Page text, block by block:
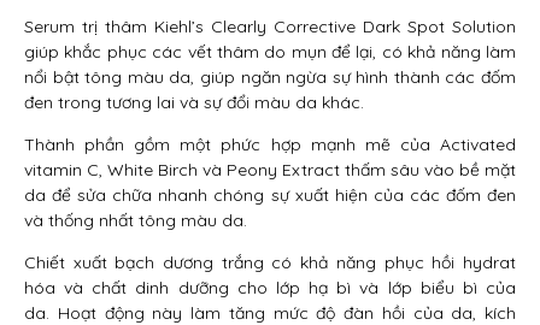
Serum trị thâm Kiehl’s Clearly Corrective Dark Spot Solution
giúp khắc phục các vết thâm do mụn để lại, có khả năng làm
nổi bật tông màu da, giúp ngăn ngừa sự hình thành các đốm
đen trong tương lai và sự đổi màu da khác.
Thành phần gồm một phức hợp mạnh mẽ của Activated
vitamin C, White Birch và Peony Extract thấm sâu vào bề mặt
da để sửa chữa nhanh chóng sự xuất hiện của các đốm đen
và thống nhất tông màu da.
Chiết xuất bạch dương trắng có khả năng phục hồi hydrat
hóa và chất dinh dưỡng cho lớp hạ bì và lớp biểu bì của
da. Hoạt động này làm tăng mức độ đàn hồi của da, kích